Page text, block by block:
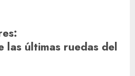
:
las últimas ruedas del